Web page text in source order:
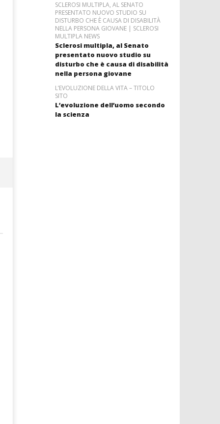
SCLEROSI MULTIPLA, AL SENATO
PRESENTATO NUOVO STUDIO SU
DISTURBO CHE È CAUSA DI DISABILITÀ
NELLA PERSONA GIOVANE | SCLEROSI
MULTIPLA NEWS
Sclerosi multipla, al Senato
presentato nuovo studio su
disturbo che è causa di disabilità
nella persona giovane
L’EVOLUZIONE DELLA VITA – TITOLO
SITO
L’evoluzione dell’uomo secondo
la scienza